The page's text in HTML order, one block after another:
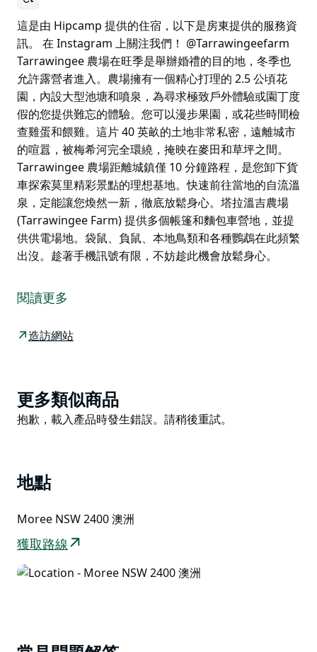
這是由 Hipcamp 提供的住宿，以下是房東提供的服務資
訊。 在 Instagram 上關注我們！ @Tarrawingeefarm
Tarrawingee 農場在旺季是舉辦婚禮的目的地，冬季也
允許露營者進入。農場擁有一個精心打理的 2.5 公頃花
園，內設大型池塘和噴泉，為尋求極致戶外體驗或園丁度
假的您提供難忘的體驗。您可以漫步果園，或花些時間檢
查雞蛋和餵雞。這片 40 英畝的土地非常私密，遠離城市
的喧囂，被梅希河完全環繞，掩映在麥田和草坪之間。
Tarrawingee 農場距離城鎮僅 10 分鐘路程，是您卸下貨
車探索莫里精彩景點的理想基地。快速前往當地的自流溫
泉，定能讓您煥然一新，徹底放鬆身心。塔拉溫吉農場
(Tarrawingee Farm) 提供多個帳篷和麵包車營地，並提
供供電場地。袋鼠、負鼠、本地鳥類和各種鸚鵡在此頻繁
出沒。趁著手機訊號有限，不妨趁此機會放鬆身心。
訊。
Tarrawingee 農場在旺季是舉辦婚禮的目的地，冬季也
假的您提供難忘的體驗。您可以漫步果園，或花些時間檢
查雞蛋和餵雞。這片 40 英畝的土地非常私密，遠離城市
的喧囂，被梅希河完全環繞，掩映在麥田和草坪之間。
泉，定能讓您煥然一新，徹底放鬆身心。塔拉溫吉農場
(Tarrawingee Farm) 提供多個帳篷和麵包車營地，並提
供供電場地。袋鼠、負鼠、本地鳥類和各種鸚鵡在此頻繁
出沒。趁著手機訊號有限，不妨趁此機會放鬆身心。
閱讀更多
造訪網站
Product
List
更多類似商品
Product
抱歉，載入產品時發生錯誤。請稍後重試。
地點
Moree NSW 2400 澳洲
獲取路線